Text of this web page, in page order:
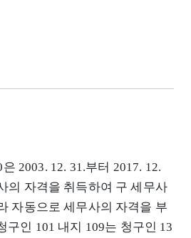
2003. 12. 31.부터 2017. 12.
의 자격을 취득하여 구 세무사
자동으로 세무사의 자격을 부
구인 101 내지 109는 청구인 13